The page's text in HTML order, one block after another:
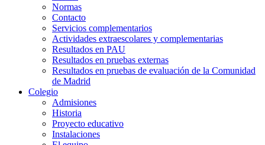
Normas
Contacto
Servicios complementarios
Actividades extraescolares y complementarias
Resultados en PAU
Resultados en pruebas externas
Resultados en pruebas de evaluación de la Comunidad
de Madrid
Colegio
Admisiones
Historia
Proyecto educativo
Instalaciones